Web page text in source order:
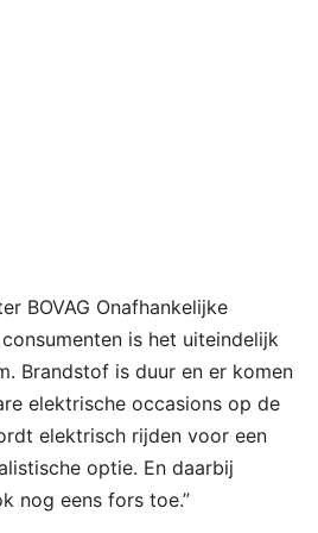
BOVAG Onafhankelijke
is het uiteindelijk
Brandstof is duur en er komen
elektrische occasions op de
elektrisch rijden voor een
optie. En daarbij
nog eens fors toe.”